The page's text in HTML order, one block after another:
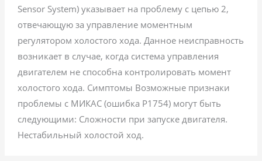
Sensor System) указывает на проблему с цепью 2,
отвечающую за управление моментным
регулятором холостого хода. Данное неисправность
возникает в случае, когда система управления
двигателем не способна контролировать момент
холостого хода. Симптомы Возможные признаки
проблемы с МИКАС (ошибка P1754) могут быть
следующими: Сложности при запуске двигателя.
Нестабильный холостой ход.